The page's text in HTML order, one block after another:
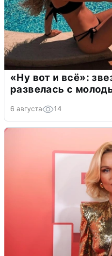
«Ну вот и всё»:
развелась с
6 августа 14